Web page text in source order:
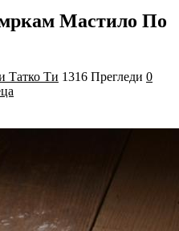
Мастило По
Татко Ти 1316 Прегледи 0